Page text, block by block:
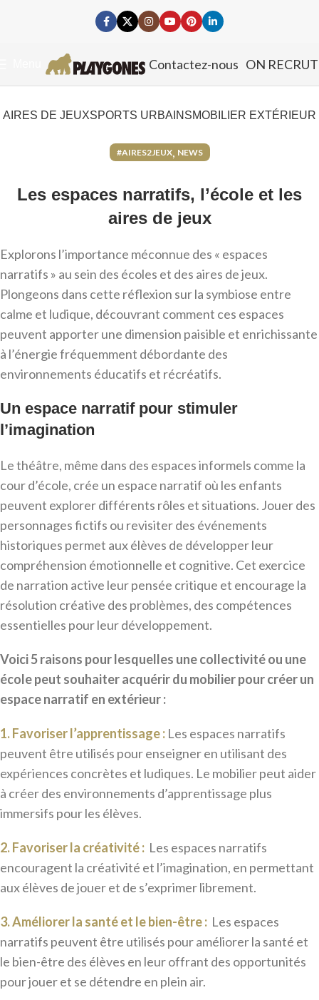
Contactez-nous ON
AIRES DE JEUXSPORTS URBAINSMOBILIER EXTÉRIEUR
#AIRES2JEUX, NEWS
Les espaces narratifs, l’école et les
aires de jeux
Explorons l’importance méconnue des « espaces
narratifs » au sein des écoles et des aires de jeux.
Plongeons dans cette réflexion sur la symbiose entre
calme et ludique, découvrant comment ces espaces
peuvent apporter une dimension paisible et enrichissante
à l’énergie fréquemment débordante des
environnements éducatifs et récréatifs.
Un espace narratif pour stimuler
l’imagination
Le théâtre, même dans des espaces informels comme la
cour d’école, crée un espace narratif où les enfants
peuvent explorer différents rôles et situations. Jouer des
personnages fictifs ou revisiter des événements
historiques permet aux élèves de développer leur
compréhension émotionnelle et cognitive. Cet exercice
de narration active leur pensée critique et encourage la
résolution créative des problèmes, des compétences
essentielles pour leur développement.
Voici 5 raisons pour lesquelles une collectivité ou une
école peut souhaiter acquérir du mobilier pour créer un
espace narratif en extérieur :
1. Favoriser l’apprentissage : Les espaces narratifs
peuvent être utilisés pour enseigner en utilisant des
expériences concrètes et ludiques. Le mobilier peut aider
à créer des environnements d’apprentissage plus
immersifs pour les élèves.
2. Favoriser la créativité: Les espaces narratifs
encouragent la créativité et l’imagination, en permettant
aux élèves de jouer et de s’exprimer librement.
3. Améliorer la santé et le bien-être : Les espaces
narratifs peuvent être utilisés pour améliorer la santé et
le bien-être des élèves en leur offrant des opportunités
pour jouer et se détendre en plein air.